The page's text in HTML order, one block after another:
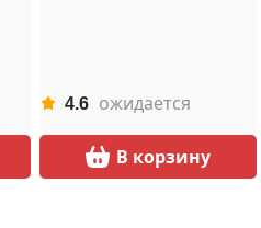
4.6 ожидается
В корзину